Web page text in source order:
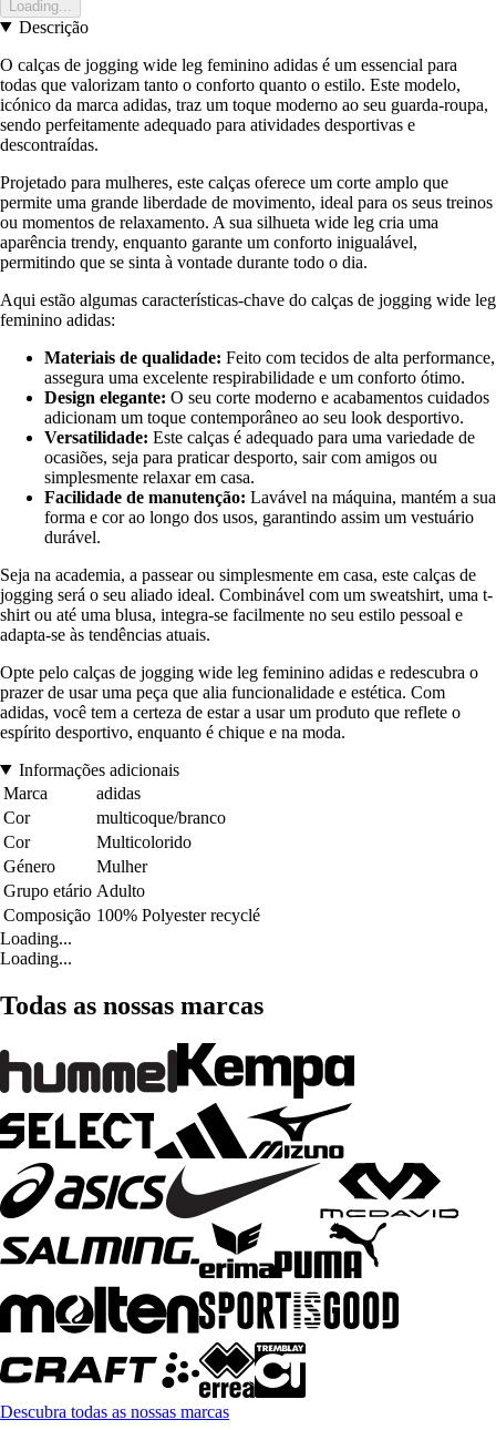
Loading...
Descrição
O calças de jogging wide leg feminino adidas é um essencial para
todas que valorizam tanto o conforto quanto o estilo. Este modelo,
icónico da marca adidas, traz um toque moderno ao seu guarda-roupa,
sendo perfeitamente adequado para atividades desportivas e
descontraídas.
Projetado para mulheres, este calças oferece um corte amplo que
permite uma grande liberdade de movimento, ideal para os seus treinos
ou momentos de relaxamento. A sua silhueta wide leg cria uma
aparência trendy, enquanto garante um conforto inigualável,
permitindo que se sinta à vontade durante todo o dia.
Aqui estão algumas características-chave do calças de jogging wide leg
feminino adidas:
Materiais de qualidade: Feito com tecidos de alta performance,
assegura uma excelente respirabilidade e um conforto ótimo.
Design elegante: O seu corte moderno e acabamentos cuidados
adicionam um toque contemporâneo ao seu look desportivo.
Versatilidade: Este calças é adequado para uma variedade de
ocasiões, seja para praticar desporto, sair com amigos ou
simplesmente relaxar em casa.
Facilidade de manutenção: Lavável na máquina, mantém a sua
forma e cor ao longo dos usos, garantindo assim um vestuário
durável.
Seja na academia, a passear ou simplesmente em casa, este calças de
jogging será o seu aliado ideal. Combinável com um sweatshirt, uma t-
shirt ou até uma blusa, integra-se facilmente no seu estilo pessoal e
adapta-se às tendências atuais.
Opte pelo calças de jogging wide leg feminino adidas e redescubra o
prazer de usar uma peça que alia funcionalidade e estética. Com
adidas, você tem a certeza de estar a usar um produto que reflete o
espírito desportivo, enquanto é chique e na moda.
Informações adicionais
Marca
adidas
Cor
multicoque/branco
Cor
Multicolorido
Género
Mulher
Grupo etário Adulto
Composição 100% Polyester recyclé
Loading...
Loading...
Todas as nossas marcas
Descubra todas as nossas marcas